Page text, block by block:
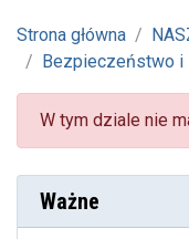
Strona główna
Bezpieczeństwo i
W tym dziale nie
Ważne